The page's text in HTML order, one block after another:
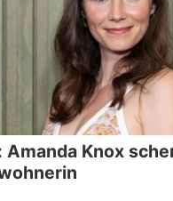
Amanda Knox